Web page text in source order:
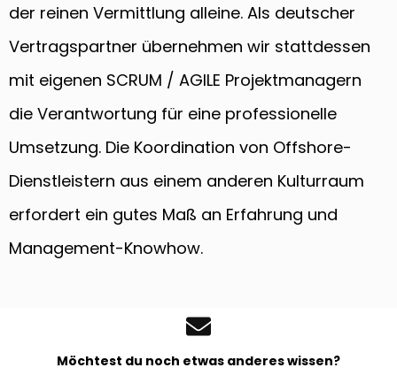
der reinen Vermittlung alleine. Als deutscher
Vertragspartner übernehmen wir stattdessen
mit eigenen SCRUM / AGILE Projektmanagern
die Verantwortung für eine professionelle
Umsetzung. Die Koordination von Offshore-
Dienstleistern aus einem anderen Kulturraum
erfordert ein gutes Maß an Erfahrung und
Management-Knowhow.
Möchtest du noch etwas anderes wissen?